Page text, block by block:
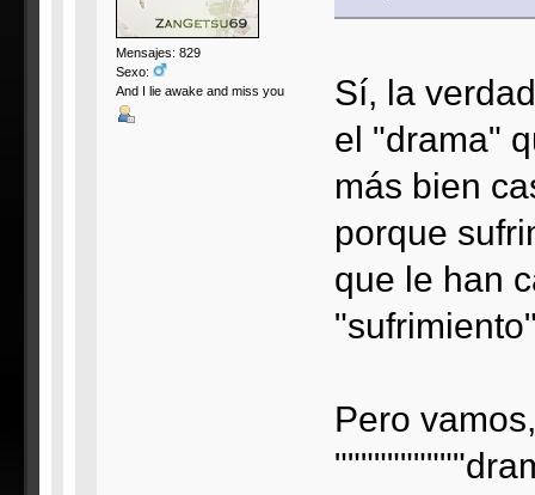
Mensajes: 829
Sexo:
And I lie awake and miss you
Sí, la
el "drama"
más bien
porque
que le han
Pero